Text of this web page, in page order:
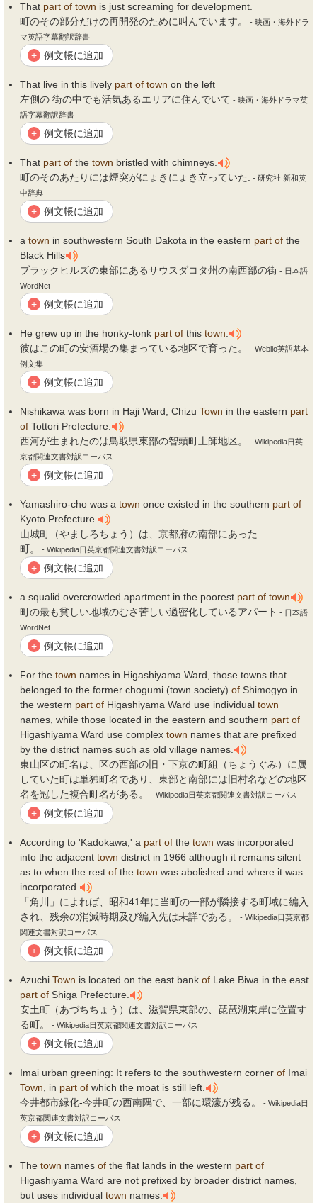
That part of town is just screaming for development.
町のその部分だけの再開発のために叫んでいます。
- 映画・海外ドラ
マ英語字幕翻訳辞書
+ 例文帳に追加
That live in this lively part of town on the left
左側の 街の中でも活気あるエリアに住んでいて - 映画・海外ドラマ英
語字幕翻訳辞書
+ 例文帳に追加
That part of the town bristled with chimneys.
町のそのあたりには煙突がにょきにょき立っていた.
- 研究社 新和英
中辞典
+ 例文帳に追加
a town in southwestern South Dakota in the eastern part of the
Black Hills
ブラックヒルズの東部にあるサウスダコタ州の南西部の街 - 日本語
WordNet
+ 例文帳に追加
He grew up in the honky-tonk part of this town
彼はこの町の安酒場の集まっている地区で育った。
- Weblio英語基本
例文集
+ 例文帳に追加
Nishikawa was born in Haji Ward, Chizu Town in the eastern part
of Tottori Prefecture.
西河が生まれたのは鳥取県東部の智頭町土師地区。
- Wikipedia日英
京都関連文書対訳コーパス
+ 例文帳に追加
Yamashiro-cho was a town once existed in the southern part of
Kyoto Prefecture.
山城町（やましろちょう）は、京都府の南部にあった
町。
- Wikipedia日英京都関連文書対訳コーパス
+ 例文帳に追加
a squalid overcrowded apartment in the poorest part of town
町の最も貧しい地域のむさ苦しい過密化しているアパート - 日本語
WordNet
+ 例文帳に追加
For the town names in Higashiyama Ward, those towns that
belonged to the former chogumi (town society) of Shimogyo in
the western part of Higashiyama Ward use individual town
names, while those located in the eastern and southern part of
Higashiyama Ward use complex town names that are prefixed
by the district names such as old village names.
東山区の町名は、区の西部の旧・下京の町組（ちょうぐみ）に属
していた町は単独町名であり、東部と南部には旧村名などの地区
名を冠した複合町名がある。
- Wikipedia日英京都関連文書対訳コーパス
+ 例文帳に追加
According to 'Kadokawa,' a part of the town was incorporated
into the adjacent town district in 1966 although it remains silent
as to when the rest of the town was abolished and where it was
incorporated.
「角川」によれば、昭和41年に当町の一部が隣接する町域に編入
され、残余の消滅時期及び編入先は未詳である。
- Wikipedia日英京都
関連文書対訳コーパス
+ 例文帳に追加
Azuchi Town is located on the east bank of Lake Biwa in the east
part of Shiga Prefecture.
安土町（あづちちょう）は、滋賀県東部の、琵琶湖東岸に位置す
る町。
- Wikipedia日英京都関連文書対訳コーパス
+ 例文帳に追加
Imai urban greening: It refers to the southwestern corner of Imai
Town , in part of which the moat is still left.
今井都市緑化-今井町の西南隅で、一部に環濠が残る。
- Wikipedia日
英京都関連文書対訳コーパス
+ 例文帳に追加
The town names of the flat lands in the western part of
Higashiyama Ward are not prefixed by broader district names,
but uses individual town names.